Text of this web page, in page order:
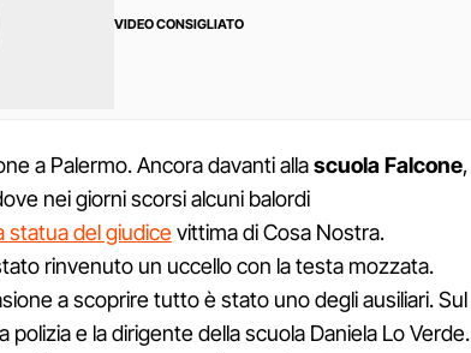
VIDEO CONSIGLIATO
a Palermo. Ancora davanti allascuola Falcone,
nei giorni scorsi alcuni balordi
statua del giudicevittima di Cosa Nostra.
rinvenuto un uccello con la testa mozzata.
a scoprire tutto è stato uno degli ausiliari. Sul
e la dirigente della scuola Daniela Lo Verde.